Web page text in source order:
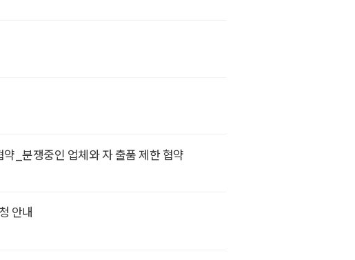
_분쟁중인 업체와 자 출품 제한 협약
안내